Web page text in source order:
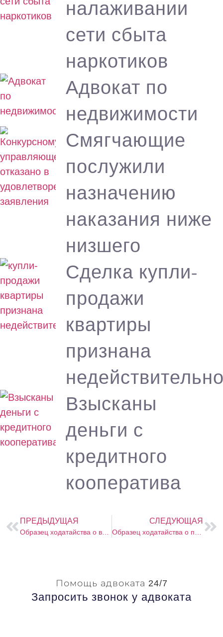
налаживании
сети сбыта
наркотиков
Адвокат по
недвижимости
Смягчающие
послужили
назначению
наказания ниже
низшего
Сделка купли-
продажи
квартиры
признана
Взысканы
деньги с
кредитного
кооператива
ПРЕДЫДУЩАЯ СЛЕДУЮЩАЯ
Помощь адвоката 24/7
Запросить звонок у адвоката